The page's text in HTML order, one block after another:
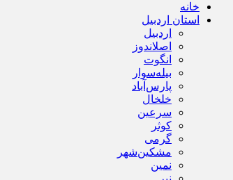
خانه
استان اردبیل
اردبیل
اصلاندوز
انگوت
بیله‌سوار
پارس‌آباد
خلخال
سرعین
کوثر
گرمی
مشکین‌شهر
نمین